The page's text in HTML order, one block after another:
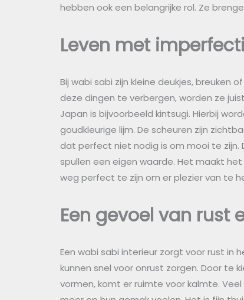
hebben ook een belangrijke rol. Ze
Leven met
Bij wabi sabi zijn kleine deukjes, breuken
deze dingen te verbergen, worden ze
Japan is bijvoorbeeld kintsugi. Hierbij
goudkleurige lijm. De scheuren zijn
dat perfect niet nodig is om mooi te zijn.
spullen een eigen waarde. Het maakt
weg perfect te zijn om er plezier van te
Een gevoel van rust
Een wabi sabi interieur zorgt voor rust in
kunnen snel voor onrust zorgen. Door te
vormen, komt er ruimte voor kalmte.